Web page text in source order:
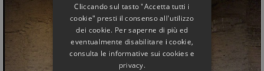
Cliccando sul tasto "Accetta tutti i
cookie" presti il consenso all'utilizzo
dei cookie. Per saperne di più ed
eventualmente disabilitare i cookie,
consulta le informative sui cookies e
privacy.